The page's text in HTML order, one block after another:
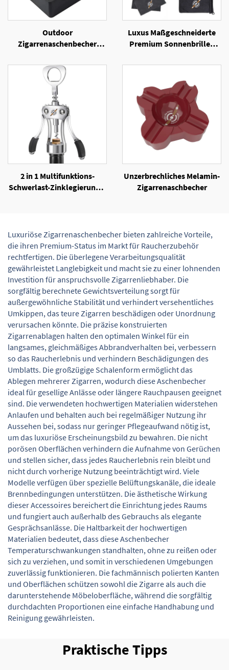
Outdoor
Zigarrenaschenbecher
Silikonaschenbecher mit 4
Ablagefächer für Zigarren
Luxus Maßgeschneiderte
Premium Sonnenbrillen
Herren
2 in 1 Multifunktions-
Schwerlast-Zinklegierungs-
Unzerbrechliches Melamin-
Zigarrenaschbecher
Luxuriöse Zigarrenaschenbecher bieten zahlreiche Vorteile,
die ihren Premium-Status im Markt für Raucherzubehör
rechtfertigen. Die überlegene Verarbeitungsqualität
gewährleistet Langlebigkeit und macht sie zu einer lohnenden
Investition für anspruchsvolle Zigarrenliebhaber. Die
sorgfältig berechnete Gewichtsverteilung sorgt für
außergewöhnliche Stabilität und verhindert versehentliches
Umkippen, das teure Zigarren beschädigen oder Unordnung
verursachen könnte. Die präzise konstruierten
Zigarrenablagen halten den optimalen Winkel für ein
langsames, gleichmäßiges Abbrandverhalten bei, verbessern
so das Raucherlebnis und verhindern Beschädigungen des
Umblatts. Die großzügige Schalenform ermöglicht das
Ablegen mehrerer Zigarren, wodurch diese Aschenbecher
ideal für gesellige Anlässe oder längere Rauchpausen geeignet
sind. Die verwendeten hochwertigen Materialien widerstehen
Anlaufen und behalten auch bei regelmäßiger Nutzung ihr
Aussehen bei, sodass nur geringer Pflegeaufwand nötig ist,
um das luxuriöse Erscheinungsbild zu bewahren. Die nicht
porösen Oberflächen verhindern die Aufnahme von Gerüchen
und stellen sicher, dass jedes Raucherlebnis rein bleibt und
nicht durch vorherige Nutzung beeinträchtigt wird. Viele
Modelle verfügen über spezielle Belüftungskanäle, die ideale
Brennbedingungen unterstützen. Die ästhetische Wirkung
dieser Accessoires bereichert die Einrichtung jedes Raums
und fungiert auch außerhalb des Gebrauchs als elegante
Gesprächsanlässe. Die Haltbarkeit der hochwertigen
Materialien bedeutet, dass diese Aschenbecher
Temperaturschwankungen standhalten, ohne zu reißen oder
sich zu verziehen, und somit in verschiedenen Umgebungen
zuverlässig funktionieren. Die fachmännisch polierten Kanten
und Oberflächen schützen sowohl die Zigarre als auch die
darunterstehende Möbeloberfläche, während die sorgfältig
durchdachten Proportionen eine einfache Handhabung und
Reinigung gewährleisten.
Praktische Tipps